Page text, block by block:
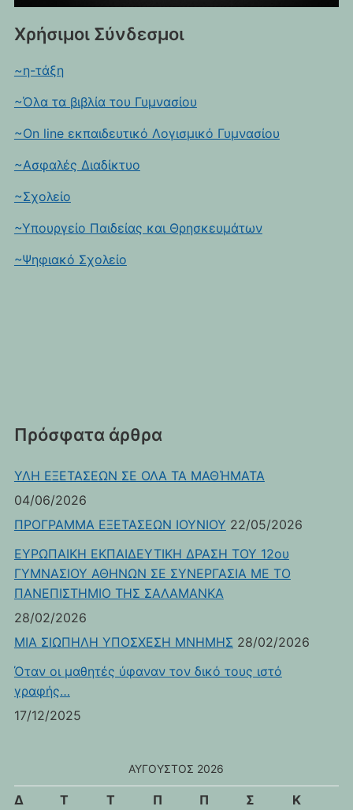
Χρήσιμοι Σύνδεσμοι
~η-τάξη
~Όλα τα βιβλία του Γυμνασίου
~On line εκπαιδευτικό Λογισμικό Γυμνασίου
~Ασφαλές Διαδίκτυο
~Σχολείο
~Υπουργείο Παιδείας και Θρησκευμάτων
~Ψηφιακό Σχολείο
Πρόσφατα άρθρα
ΥΛΗ ΕΞΕΤΑΣΕΩΝ ΣΕ ΟΛΑ ΤΑ ΜΑΘΉΜΑΤΑ
04/06/2026
ΠΡΟΓΡΑΜΜΑ ΕΞΕΤΑΣΕΩΝ ΙΟΥΝΙΟΥ 22/05/2026
ΕΥΡΩΠΑΙΚΗ ΕΚΠΑΙΔΕΥΤΙΚΗ ΔΡΑΣΗ ΤΟΥ 12ου
ΓΥΜΝΑΣΙΟΥ ΑΘΗΝΩΝ ΣΕ ΣΥΝΕΡΓΑΣΙΑ ΜΕ ΤΟ
ΠΑΝΕΠΙΣΤΗΜΙΟ ΤΗΣ ΣΑΛΑΜΑΝΚΑ
28/02/2026
ΜΙΑ ΣΙΩΠΗΛΗ ΥΠΟΣΧΕΣΗ ΜΝΗΜΗΣ 28/02/2026
Όταν οι μαθητές ύφαναν τον δικό τους ιστό
γραφής…
17/12/2025
ΑΎΓΟΥΣΤΟΣ 2026
Δ Τ Τ Π Π Σ
Κ